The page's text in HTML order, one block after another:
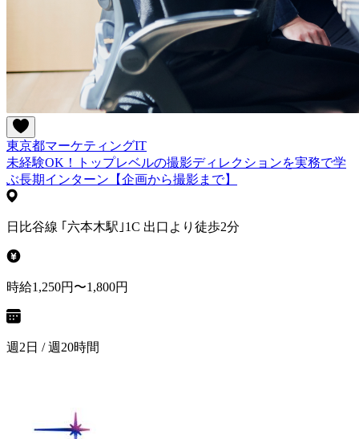
東京都マーケティングIT
未経験OK！トップレベルの撮影ディレクションを実務で学
ぶ長期インターン【企画から撮影まで】
日比谷線 ｢六本木駅｣1C 出口より徒歩2分
時給1,250円〜1,800円
週2日 / 週20時間